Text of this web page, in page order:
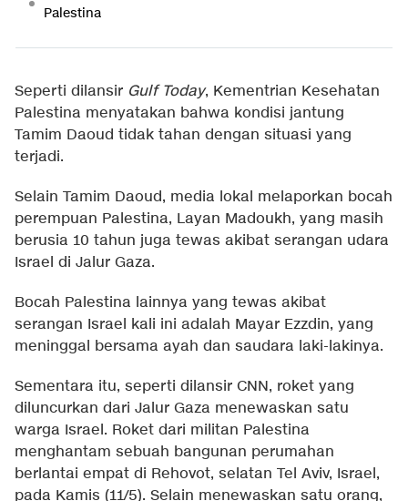
Palestina
Seperti dilansir Gulf Today, Kementrian Kesehatan
Palestina menyatakan bahwa kondisi jantung
Tamim Daoud tidak tahan dengan situasi yang
terjadi.
Selain Tamim Daoud, media lokal melaporkan bocah
perempuan Palestina, Layan Madoukh, yang masih
berusia 10 tahun juga tewas akibat serangan udara
Israel di Jalur Gaza.
Bocah Palestina lainnya yang tewas akibat
serangan Israel kali ini adalah Mayar Ezzdin, yang
meninggal bersama ayah dan saudara laki-lakinya.
Sementara itu, seperti dilansir CNN, roket yang
diluncurkan dari Jalur Gaza menewaskan satu
warga Israel. Roket dari militan Palestina
menghantam sebuah bangunan perumahan
berlantai empat di Rehovot, selatan Tel Aviv, Israel,
pada Kamis (11/5). Selain menewaskan satu orang,